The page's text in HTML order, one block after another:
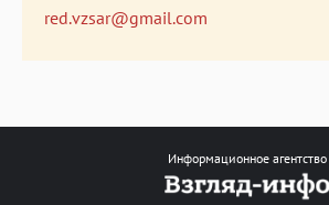
red.vzsar@gmail.com
Информационное агентство